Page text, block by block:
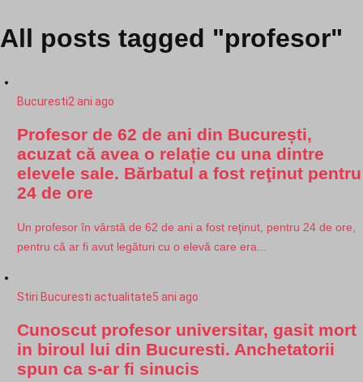
All posts tagged "profesor"
Bucuresti2 ani ago
Profesor de 62 de ani din București,
acuzat că avea o relație cu una dintre
elevele sale. Bărbatul a fost reţinut pentru
24 de ore
Un profesor în vârstă de 62 de ani a fost reţinut, pentru 24 de ore,
pentru că ar fi avut legături cu o elevă care era...
Stiri Bucuresti actualitate5 ani ago
Cunoscut profesor universitar, gasit mort
in biroul lui din Bucuresti. Anchetatorii
spun ca s-ar fi sinucis